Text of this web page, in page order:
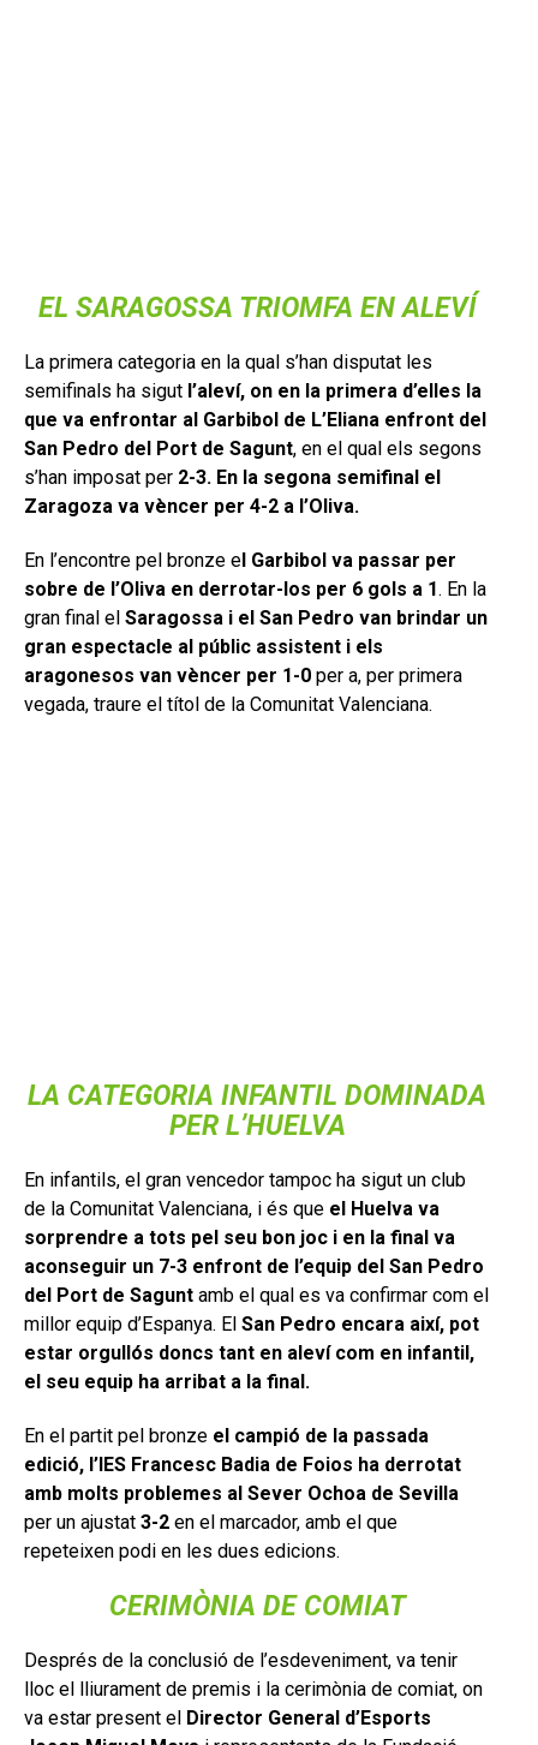
EL SARAGOSSA TRIOMFA EN ALEVÍ
La primera categoria en la qual s’han disputat les
semifinals ha sigut l’aleví, on en la primera d’elles la
que va enfrontar al Garbibol de L’Eliana enfront del
San Pedro del Port de Sagunt, en el qual els segons
s’han imposat per 2-3. En la segona semifinal el
Zaragoza va vèncer per 4-2 a l’Oliva.
En l’encontre pel bronze e l Garbibol va passar per
sobre de l’Oliva en derrotar-los per 6 gols a 1. En la
gran final el Saragossa i el San Pedro van brindar un
gran espectacle al públic assistent i els
aragonesos van vèncer per 1-0 per a, per primera
vegada, traure el títol de la Comunitat Valenciana.
LA CATEGORIA INFANTIL DOMINADA
PER L’HUELVA
En infantils, el gran vencedor tampoc ha sigut un club
de la Comunitat Valenciana, i és que el Huelva va
sorprendre a tots pel seu bon joc i en la final va
aconseguir un 7-3 enfront de l’equip del San Pedro
del Port de Sagunt amb el qual es va confirmar com el
millor equip d’Espanya. El San Pedro encara així, pot
estar orgullós doncs tant en aleví com en infantil,
el seu equip ha arribat a la final.
En el partit pel bronze el campió de la passada
edició, l’IES Francesc Badia de Foios ha derrotat
amb molts problemes al Sever Ochoa de Sevilla
per un ajustat 3-2 en el marcador, amb el que
repeteixen podi en les dues edicions.
CERIMÒNIA DE COMIAT
Després de la conclusió de l’esdeveniment, va tenir
lloc el lliurament de premis i la cerimònia de comiat, on
va estar present el Director General d’Esports